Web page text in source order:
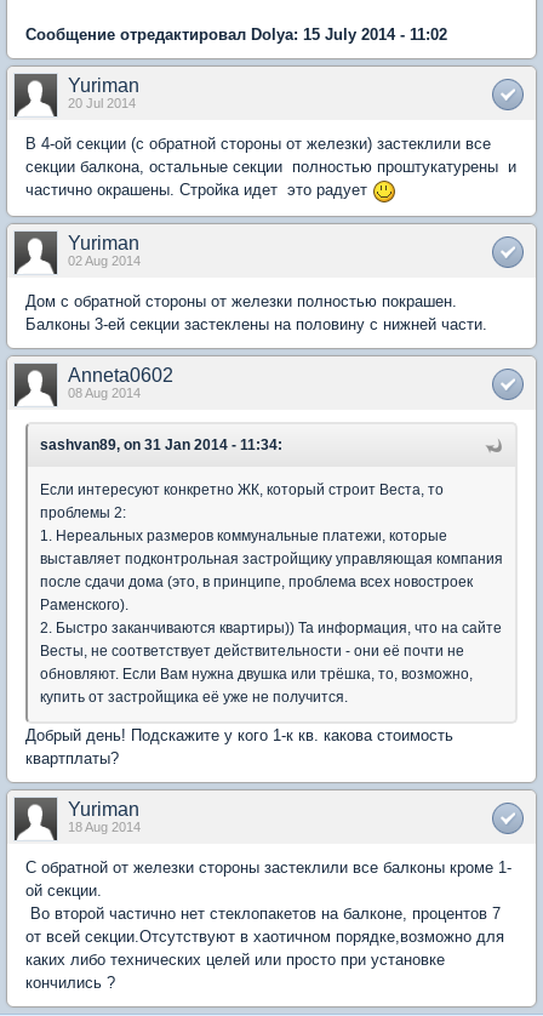
Сообщение отредактировал Dolya: 15 July 2014 - 11:02
Yuriman
20 Jul 2014
В 4-ой секции (с обратной стороны от железки) застеклили все
секции балкона, остальные секции полностью проштукатурены и
частично окрашены. Стройка идет это радует
Yuriman
02 Aug 2014
Дом с обратной стороны от железки полностью покрашен.
Балконы 3-ей секции застеклены на половину с нижней части.
Anneta0602
08 Aug 2014
sashvan89, on 31 Jan 2014 - 11:34:
Если интересуют конкретно ЖК, который строит Веста, то
проблемы 2:
1. Нереальных размеров коммунальные платежи, которые
выставляет подконтрольная застройщику управляющая компания
после сдачи дома (это, в принципе, проблема всех новостроек
Раменского).
2. Быстро заканчиваются квартиры)) Та информация, что на сайте
Весты, не соответствует действительности - они её почти не
обновляют. Если Вам нужна двушка или трёшка, то, возможно,
купить от застройщика её уже не получится.
Добрый день! Подскажите у кого 1-к кв. какова стоимость
квартплаты?
Yuriman
18 Aug 2014
С обратной от железки стороны застеклили все балконы кроме 1-
ой секции.
Во второй частично нет стеклопакетов на балконе, процентов 7
от всей секции.Отсутствуют в хаотичном порядке,возможно для
каких либо технических целей или просто при установке
кончились ?